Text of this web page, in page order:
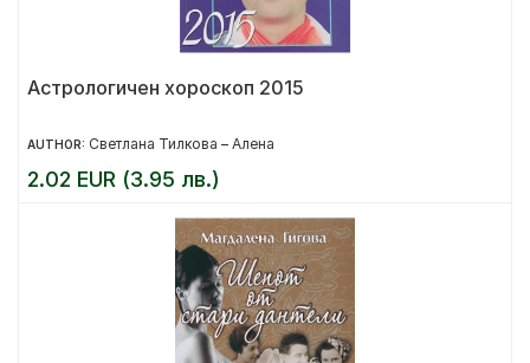
Астрологичен хороскоп 2015
AUTHOR: Светлана Тилкова – Алена
2.02 EUR (3.95 лв.)